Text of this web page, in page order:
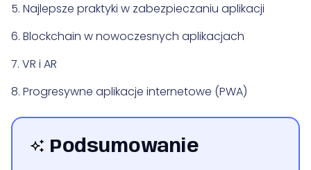
5. Najlepsze praktyki w zabezpieczaniu aplikacji
6. Blockchain w nowoczesnych aplikacjach
7. VR i AR
8. Progresywne aplikacje internetowe (PWA)
9. Mikroserwisy w Architekturze Aplikacji
10. Implementacja GPT i automatyzacja z
Podsumowanie